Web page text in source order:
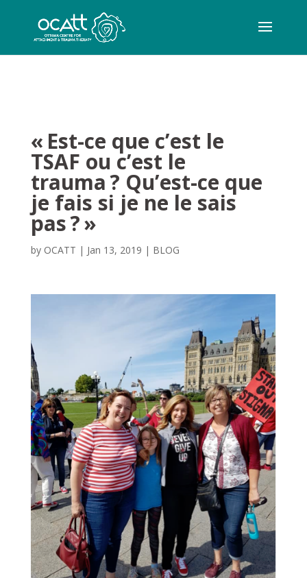
« Est-ce que c’est le
TSAF ou c’est le
trauma ? Qu’est-ce que
je fais si je ne le sais
pas ? »
by OCATT | Jan 13, 2019 | BLOG